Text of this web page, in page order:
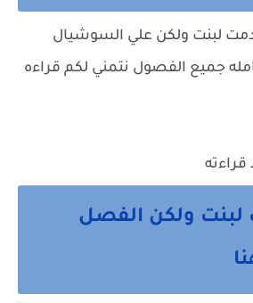
لبنت ولكن علي السوشيال
جميع الفصول نتمني لكم قراءه
قراءته
لبنت ولكن الفصل